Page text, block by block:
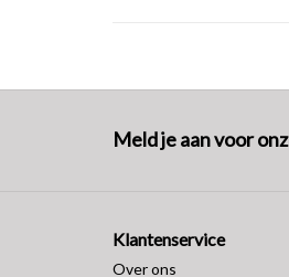
Meld je aan voor
Klantenservice
Over ons